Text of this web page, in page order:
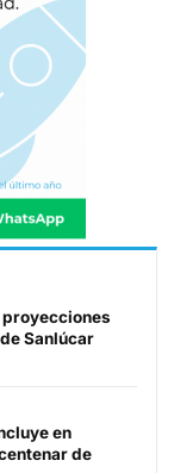
proyecciones
Sanlúcar
en
de